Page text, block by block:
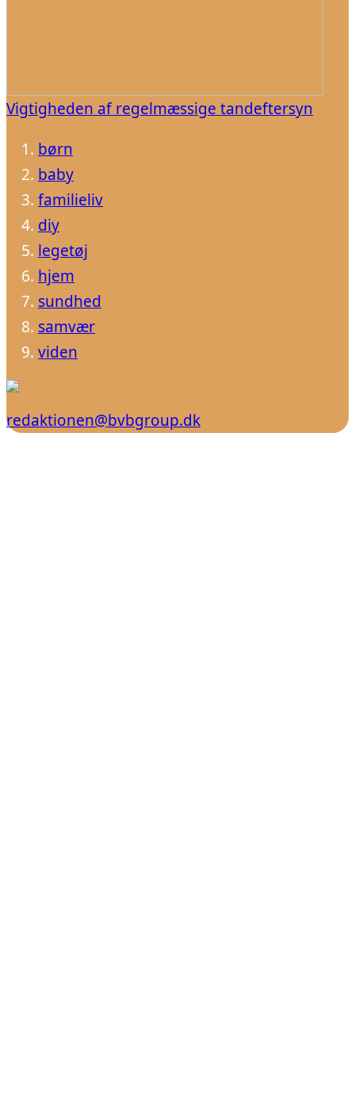
Vigtigheden af regelmæssige tandeftersyn
børn
baby
familieliv
diy
legetøj
hjem
sundhed
samvær
viden
redaktionen@bvbgroup.dk